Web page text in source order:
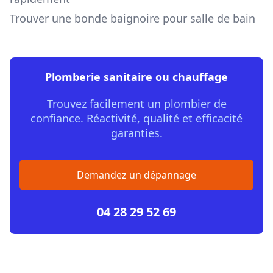
Trouver une bonde baignoire pour salle de bain
Plomberie sanitaire ou chauffage
Trouvez facilement un plombier de
confiance. Réactivité, qualité et efficacité
garanties.
Demandez un dépannage
04 28 29 52 69